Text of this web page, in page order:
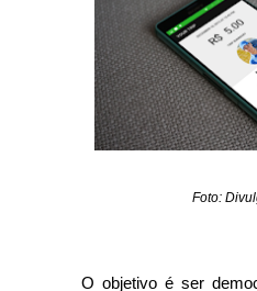
Foto:
O objetivo é ser